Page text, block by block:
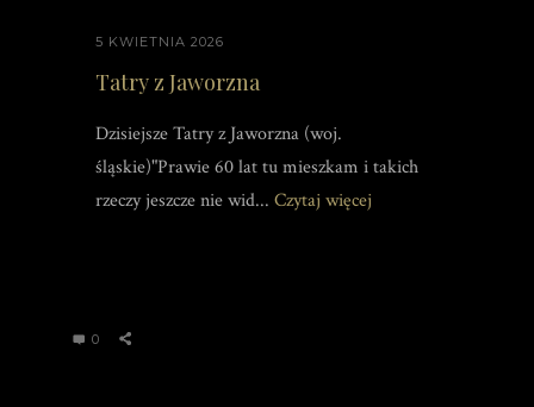
5 KWIETNIA 2026
Tatry z Jaworzna
Dzisiejsze Tatry z Jaworzna (woj.
śląskie)"Prawie 60 lat tu mieszkam i takich
rzeczy jeszcze nie wid... Czytaj więcej
0